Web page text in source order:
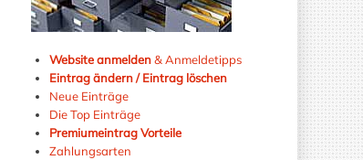
Website anmelden& Anmeldetipps
Eintrag ändern / Eintrag löschen
Neue Einträge
Die Top Einträge
Premiumeintrag Vorteile
Zahlungsarten